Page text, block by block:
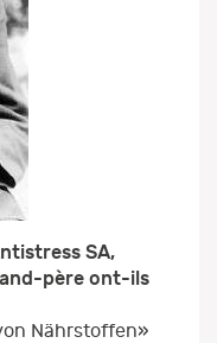
SA,
père ont-ils
Nährstoffen»